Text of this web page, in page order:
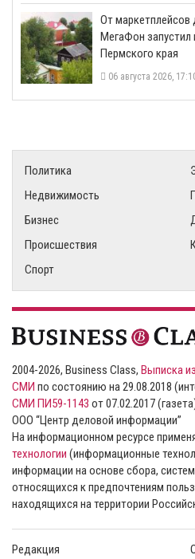
От
МегаФон запустил
Пермского края
06 августа 2026,
Политика
Недвижимость
Бизнес
Происшествия
Спорт
2004-2026, Business Class, Выписка
СМИ по состоянию на 29.08.2018
СМИ ПИ59-1143 от 07.02.2017
ООО “Центр деловой информации”
На информационном ресурсе
технологии (информационные
информации на основе сбора,
относящихся к предпочтениям
находящихся на территории
Редакция